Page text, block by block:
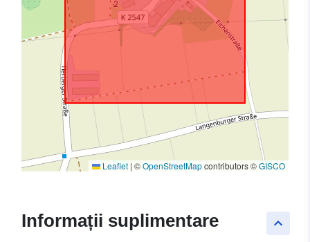
Leaflet | ©OpenStreetMapcontributors ©GISCO
keyboard_arrow_up
Informații suplimentare